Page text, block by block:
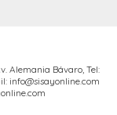
Alemania Bávaro, Tel:
info@sisayonline.com